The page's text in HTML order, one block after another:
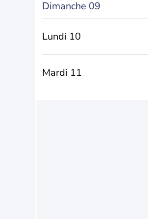
Dimanche 09
Lundi 10
Mardi 11